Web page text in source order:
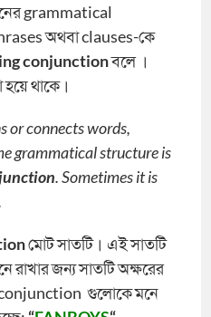
grammatical
অথবা clauses-কে
conjunctionবলে ।
থাকে।
or connects words,
grammatical structure is
. Sometimes it is
মোট সাতটি। এই সাতটি
জন্য সাতটি অক্ষরের
গুলোকে মনে